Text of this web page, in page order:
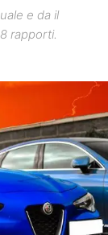
e da il
rapporti.